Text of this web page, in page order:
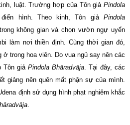
luật. Trường hợp của Tôn giảPindola
hình. Theo kinh, Tôn giả Pindola
không gian và chọn vườn ngự uyển
làm nơi thiền định. Cùng thời gian đó,
ở trong hoa viên. Do vua ngủ say nên các
Tôn giả Pindola Bhāradvāja. Tại đây, các
giảng nên quên mất phận sự của mình.
định sử dụng hình phạt nghiêm khắc
.